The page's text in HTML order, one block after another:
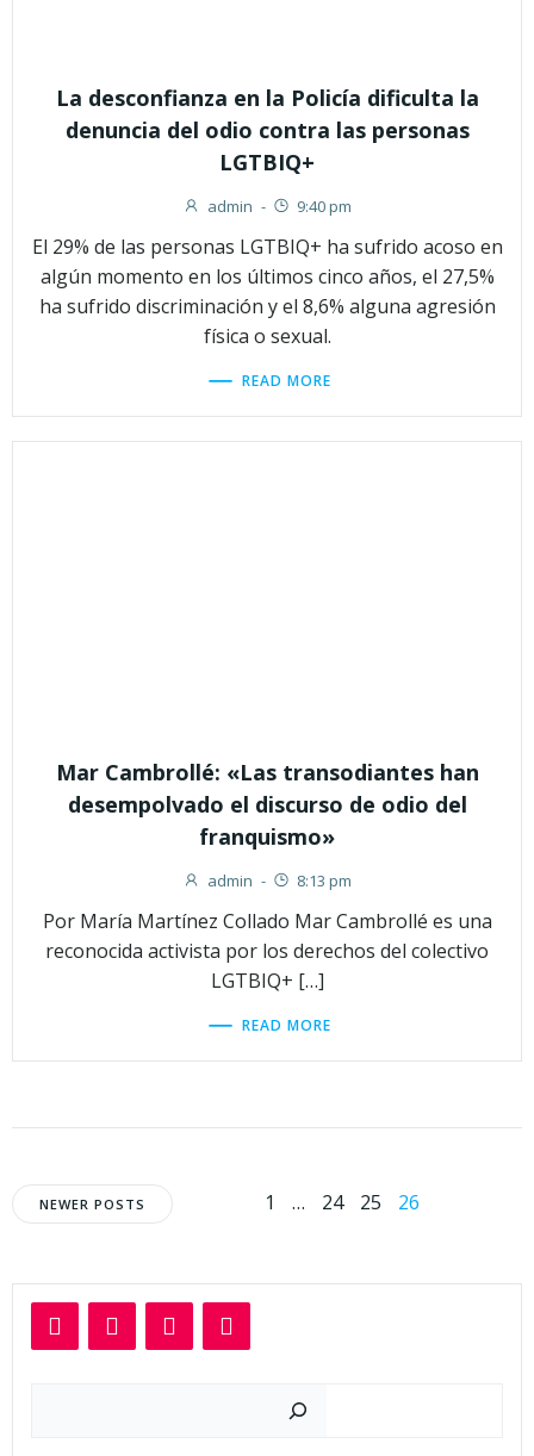
La desconfianza en la Policía dificulta la
denuncia del odio contra las personas
LGTBIQ+
admin - 9:40 pm
El 29% de las personas LGTBIQ+ ha sufrido acoso en
algún momento en los últimos cinco años, el 27,5%
ha sufrido discriminación y el 8,6% alguna agresión
física o sexual.
READ MORE
Mar Cambrollé: «Las transodiantes han
desempolvado el discurso de odio del
franquismo»
admin - 8:13 pm
Por María Martínez Collado Mar Cambrollé es una
reconocida activista por los derechos del colectivo
LGTBIQ+ […]
READ MORE
Navegación
por
las
NEWER POSTS
Navegación
por
las
entradas
Página
1 … Página
24 Página
25 Página
26